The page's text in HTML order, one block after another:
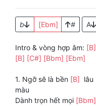
b [Ebm] # A
Intro & vòng hợp âm: [B]
[B] [C#] [Bbm] [Ebm]
1. Ngỡ sẽ là bền [B] lâu
màu
Dành trọn hết mọi [Bbm]